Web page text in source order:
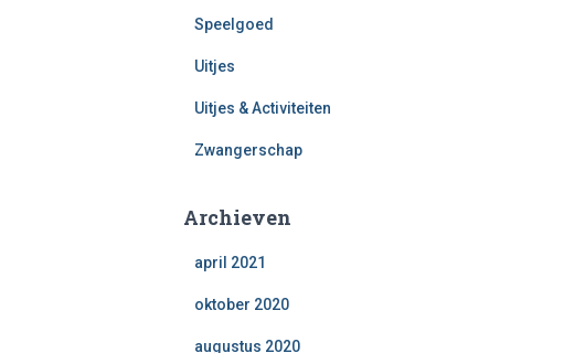
Speelgoed
Uitjes
Uitjes & Activiteiten
Zwangerschap
Archieven
april 2021
oktober 2020
augustus 2020